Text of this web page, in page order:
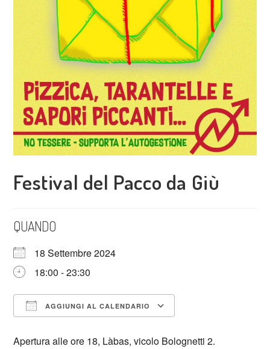
Festival del Pacco da Giù
QUANDO
18 Settembre 2024
18:00 - 23:30
AGGIUNGI AL CALENDARIO
Apertura alle ore 18, Làbas, vicolo Bolognetti 2.